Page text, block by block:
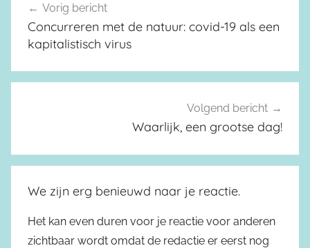
Berichtnavigatie
Vorig bericht
Concurreren met de natuur: covid-19 als een
kapitalistisch virus
Volgend bericht
Waarlijk, een grootse dag!
We zijn erg benieuwd naar je reactie.
Het kan even duren voor je reactie voor anderen
zichtbaar wordt omdat de redactie er eerst nog